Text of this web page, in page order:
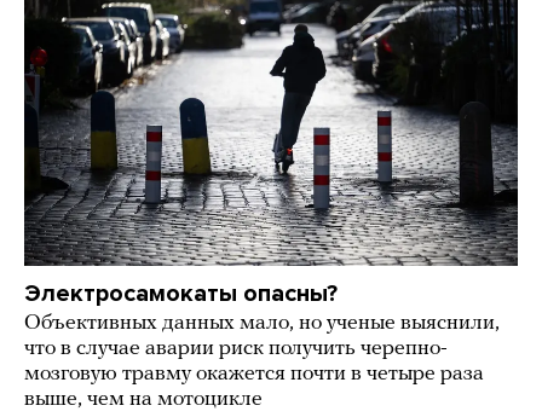
Электросамокаты опасны?
Объективных данных мало, но ученые выяснили,
что в случае аварии риск получить черепно-
мозговую травму окажется почти в четыре раза
выше, чем на мотоцикле